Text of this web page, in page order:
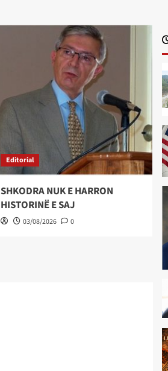
Editorial
SHKODRA NUK E HARRON
HISTORINË E SAJ
03/08/2026 0